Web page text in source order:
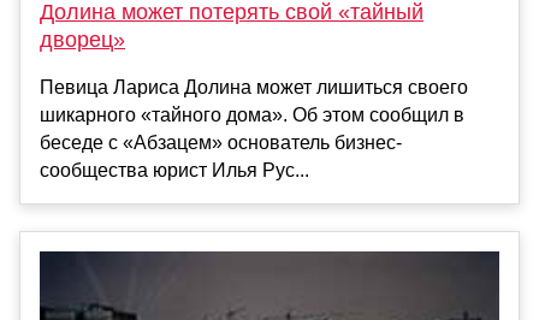
Долина может потерять свой «тайный
дворец»
Певица Лариса Долина может лишиться своего
шикарного «тайного дома». Об этом сообщил в
беседе с «Абзацем» основатель бизнес-
сообщества юрист Илья Рус...